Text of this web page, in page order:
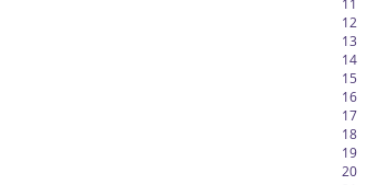
11
12
13
14
15
16
17
18
19
20